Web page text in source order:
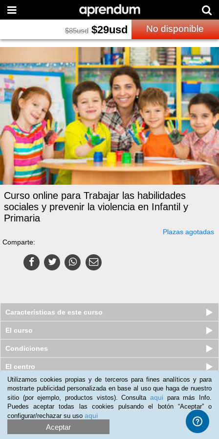
$85usd $29usd No disponible
Curso online para Trabajar las habilidades
sociales y prevenir la violencia en Infantil y
Primaria
Plazas agotadas
Comparte:
Características de este curso
El curso
Condiciones
El centro
Curso online de Necesidades
Educativas Especiales
Plazas agotadas
25usd
Utilizamos cookies propias y de terceros para fines analíticos y para
mostrarte publicidad personalizada en base al uso que haga de nuestro
sitio (por ejemplo, productos vistos). Consulta aqui para más Info.
Puedes aceptar todas las cookies pulsando el botón “Aceptar” o
configurar/rechazar su uso aqui
Aceptar